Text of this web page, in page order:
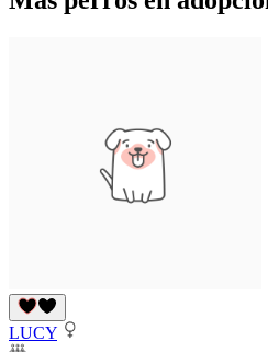
LUCY